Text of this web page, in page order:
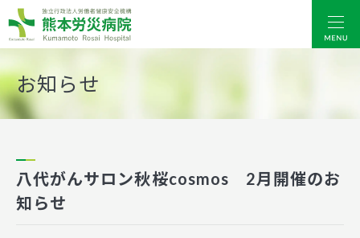
お知らせ
八代がんサロン秋桜cosmos 2月開催のお
知らせ